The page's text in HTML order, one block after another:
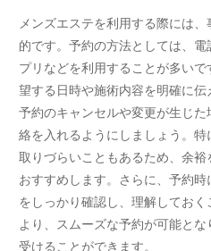
メンズエステを利用する際には
的です。予約の方法としては、
プリなどを利用することが多い
望する日時や施術内容を明確に伝
予約のキャンセルや変更が生じ
絡を入れるようにしましょう。
取りづらいこともあるため、余
おすすめします。さらに、予約
をしっかり確認し、理解してお
より、スムーズな予約が可能と
受けることができます。